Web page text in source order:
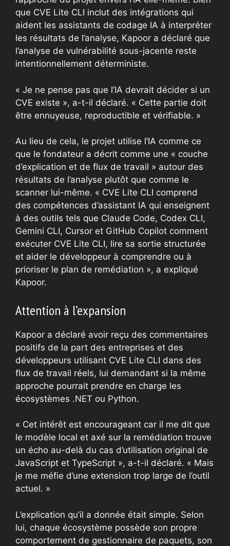
que CVE Lite CLI inclut des intégrations qui
aident les assistants de codage IA à interpréter
les résultats de l’analyse, Kapoor a déclaré que
l’analyse de vulnérabilité sous-jacente reste
intentionnellement déterministe.
« Je ne pense pas que l’IA devrait décider si un
CVE existe », a-t-il déclaré. « Cette partie doit
être ennuyeuse, reproductible et vérifiable. »
Au lieu de cela, le projet utilise l’IA comme ce
que le fondateur a décrit comme une « couche
d’explication et de flux de travail » autour des
résultats de l’analyse plutôt que comme le
scanner lui-même. « CVE Lite CLI comprend
des compétences d’assistant IA qui enseignent
à des outils tels que Claude Code, Codex CLI,
Gemini CLI, Cursor et GitHub Copilot comment
exécuter CVE Lite CLI, lire sa sortie structurée
et aider le développeur à comprendre ou à
prioriser le plan de remédiation », a expliqué
Kapoor.
Attention à l’expansion
Kapoor a déclaré avoir reçu des commentaires
positifs de la part des entreprises et des
développeurs utilisant CVE Lite CLI dans des
flux de travail réels, lui demandant si la même
approche pourrait prendre en charge les
écosystèmes .NET ou Python.
« Cet intérêt est encourageant car il me dit que
le modèle local et axé sur la remédiation trouve
un écho au-delà du cas d’utilisation original de
JavaScript et TypeScript », a-t-il déclaré. « Mais
je me méfie d’une extension trop large de l’outil
actuel. »
L’explication qu’il a donnée était simple. Selon
lui, chaque écosystème possède son propre
comportement de gestionnaire de paquets, son